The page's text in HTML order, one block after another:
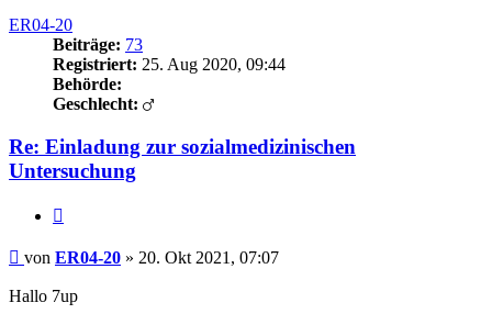
ER04-20
Beiträge: 73
Registriert: 25. Aug 2020, 09:44
Behörde:
Geschlecht:
Re: Einladung zur sozialmedizinischen
Untersuchung
Beitrag
von ER04-20 » 20. Okt 2021, 07:07
Hallo 7up